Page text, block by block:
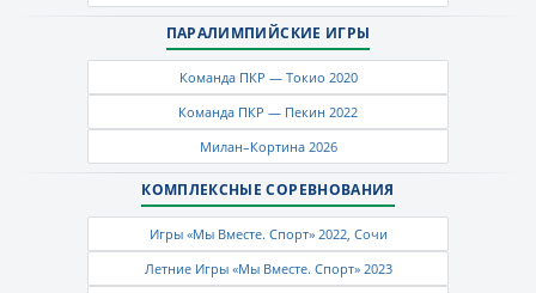
ПАРАЛИМПИЙСКИЕ ИГРЫ
Команда ПКР — Токио 2020
Команда ПКР — Пекин 2022
Милан–Кортина 2026
КОМПЛЕКСНЫЕ СОРЕВНОВАНИЯ
Игры «Мы Вместе. Спорт» 2022, Сочи
Летние Игры «Мы Вместе. Спорт» 2023